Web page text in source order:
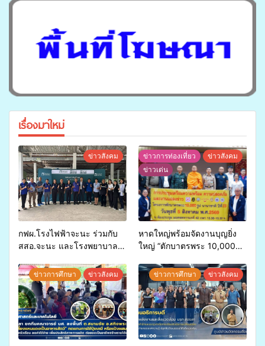
เรื่องมาใหม่
ข่าวสังคม
กฟผ.โรงไฟฟ้าจะนะ ร่วมกับ
สสอ.จะนะ และโรงพยาบาล
แพทย์เคลื่อนที่ ประจำปี 2569
ข่าวการท่องเที่ยว
ข่าวสังคม
ข่าวเด่น
หาดใหญ่พร้อมจัดงานบุญยิ่ง
ใหญ่ “ตักบาตรพระ 10,000
พ่อ” ปีที่ 23 รวมพลัง
พุทธศาสนิกชน 4 ประเทศ
สืบสานประเพณีแห่งศรัทธา
ข่าวการศึกษา ข่าวสังคม ข่าวการศึกษา ข่าวสังคม